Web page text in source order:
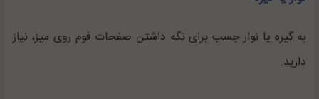
به گیره یا نوار چسب برای نگه داشتن صفحات فوم روی میز، نیاز
دارید.